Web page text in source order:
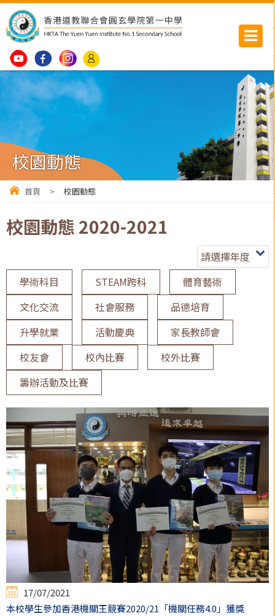
校園動態
首頁 > 校園動態
校園動態 2020-2021
請選擇年度
學術科目
STEAM跨科
體育藝術
文化交流
社會服務
品德培育
升學就業
活動慶典
家長教師會
校友會
校內比賽
校外比賽
籌辦活動及比賽
17/07/2021
本校學生參加香港機關王競賽2020/21「機關任務4.0」獲獎